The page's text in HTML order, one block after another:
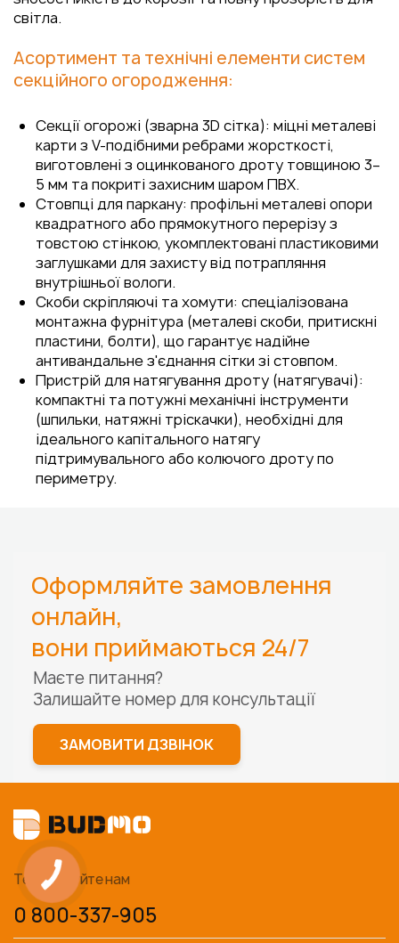
світла.
Асортимент та технічні елементи систем
секційного огородження:
Секції огорожі (зварна 3D сітка): міцні металеві
карти з V-подібними ребрами жорсткості,
виготовлені з оцинкованого дроту товщиною 3–
5 мм та покриті захисним шаром ПВХ.
Стовпці для паркану: профільні металеві опори
квадратного або прямокутного перерізу з
товстою стінкою, укомплектовані пластиковими
заглушками для захисту від потрапляння
внутрішньої вологи.
Скоби скріпляючі та хомути: спеціалізована
монтажна фурнітура (металеві скоби, притискні
пластини, болти), що гарантує надійне
антивандальне з'єднання сітки зі стовпом.
Пристрій для натягування дроту (натягувачі):
компактні та потужні механічні інструменти
(шпильки, натяжні тріскачки), необхідні для
ідеального капітального натягу
підтримувального або колючого дроту по
периметру.
Оформляйте замовлення
онлайн,
вони приймаються 24/7
Маєте питання?
Залишайте номер для консультації
ЗАМОВИТИ ДЗВІНОК
Телефонуйте нам
0 800-337-905